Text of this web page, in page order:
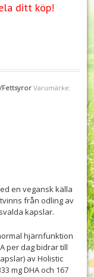
ditt köp!
Fettsyror Varumärke:
en vegansk källa
från odling av
kapslar.
hjärnfunktion
per dag bidrar till
av Holistic
mg DHA och 167